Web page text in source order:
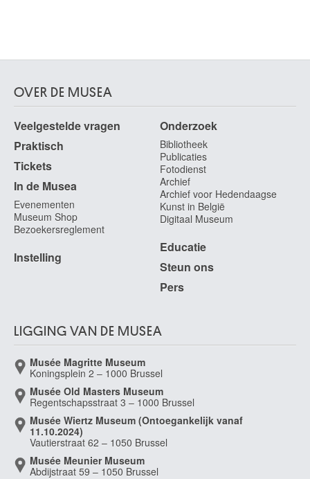
OVER DE MUSEA
Veelgestelde vragen
Praktisch
Tickets
In de Musea
Evenementen
Museum Shop
Bezoekersreglement
Instelling
Onderzoek
Bibliotheek
Publicaties
Fotodienst
Archief
Archief voor Hedendaagse
Kunst in België
Digitaal Museum
Educatie
Steun ons
Pers
LIGGING VAN DE MUSEA
Musée Magritte Museum
Koningsplein 2 – 1000 Brussel
Musée Old Masters Museum
Regentschapsstraat 3 – 1000 Brussel
Musée Wiertz Museum (Ontoegankelijk vanaf
11.10.2024)
Vautierstraat 62 – 1050 Brussel
Musée Meunier Museum
Abdijstraat 59 – 1050 Brussel